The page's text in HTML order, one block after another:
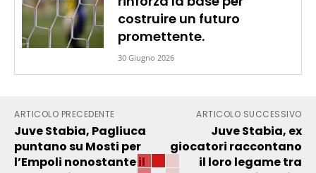
costruire un futuro
promettente.
30 Giugno 2026
ARTICOLO PRECEDENTE
Juve Stabia, Pagliuca
puntano su Mosti per
l’Empoli nonostante il
ARTICOLO SUCCESSIVO
Juve Stabia, ex
giocatori raccontano
il loro legame tra